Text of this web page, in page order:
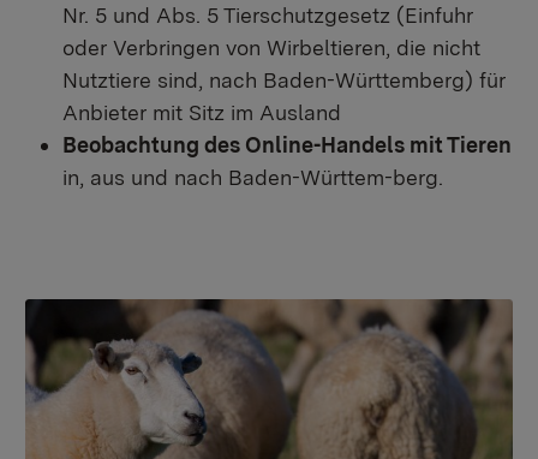
Nr. 5 und Abs. 5 Tierschutzgesetz (Einfuhr
oder Verbringen von Wirbeltieren, die nicht
Nutztiere sind, nach Baden-Württemberg) für
Anbieter mit Sitz im Ausland
Beobachtung des Online-Handels mit Tieren
in, aus und nach Baden-Württem-berg.